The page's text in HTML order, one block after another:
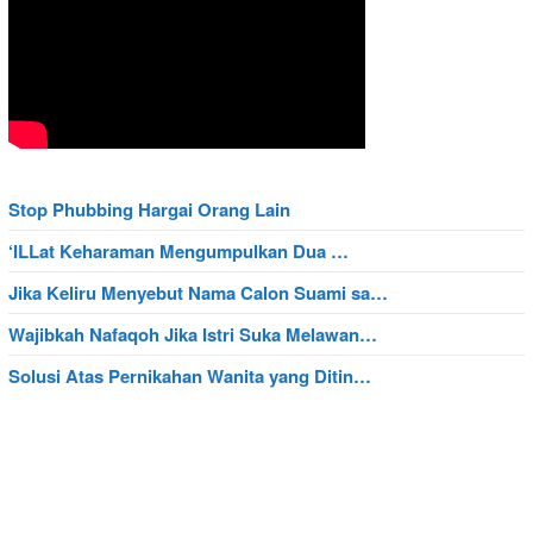
Stop Phubbing Hargai Orang Lain
‘ILLat Keharaman Mengumpulkan Dua …
Jika Keliru Menyebut Nama Calon Suami sa…
Wajibkah Nafaqoh Jika Istri Suka Melawan…
Solusi Atas Pernikahan Wanita yang Ditin…